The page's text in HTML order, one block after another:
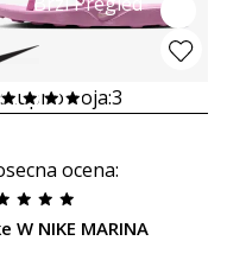
boja:3
ocena:
W NIKE MARINA